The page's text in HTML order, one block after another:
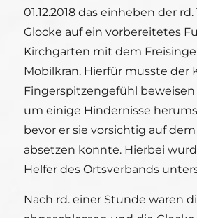
01.12.2018 das einheben der
Glocke auf ein vorbereitetes
Kirchgarten mit dem
Mobilkran. Hierfür musste der
Fingerspitzengefühl
um einige Hindernisse
bevor er sie vorsichtig auf
absetzen konnte. Hierbei
Helfer des Ortsverbands
Nach rd. einer Stunde waren